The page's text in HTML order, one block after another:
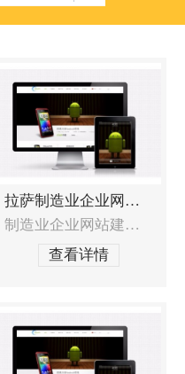
人才招聘
联系我们
城市分站
拉萨制造业企业网站建设
制造业企业网站建设的重点需求如何让客户产生信赖感？如何让网站的凸显价值？如何让网站即具有设计品质，又能直接明了的展现企业特色？如何展示产品并让客户快速找到他想要的产品？如何让更多的潜在客户找到您？能否进行长期运营维护？制造业企业网站建设解决方案制造业企业的建站解决方案是在以往制造业企业网站建设的丰厚经验基础上，加以提炼
查看详情